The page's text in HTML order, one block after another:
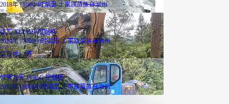
2018年 | 100小时湖南-土家族苗族自治州
50
徐工 XE135D 挖掘机
2019年 | 7000小时湖南-土家族苗族自治州
13万
贷首付5.2万
恒天九五 JV85C 挖掘机
2012年 | 8888小时湖南-土家族苗族自治州
3.5 万